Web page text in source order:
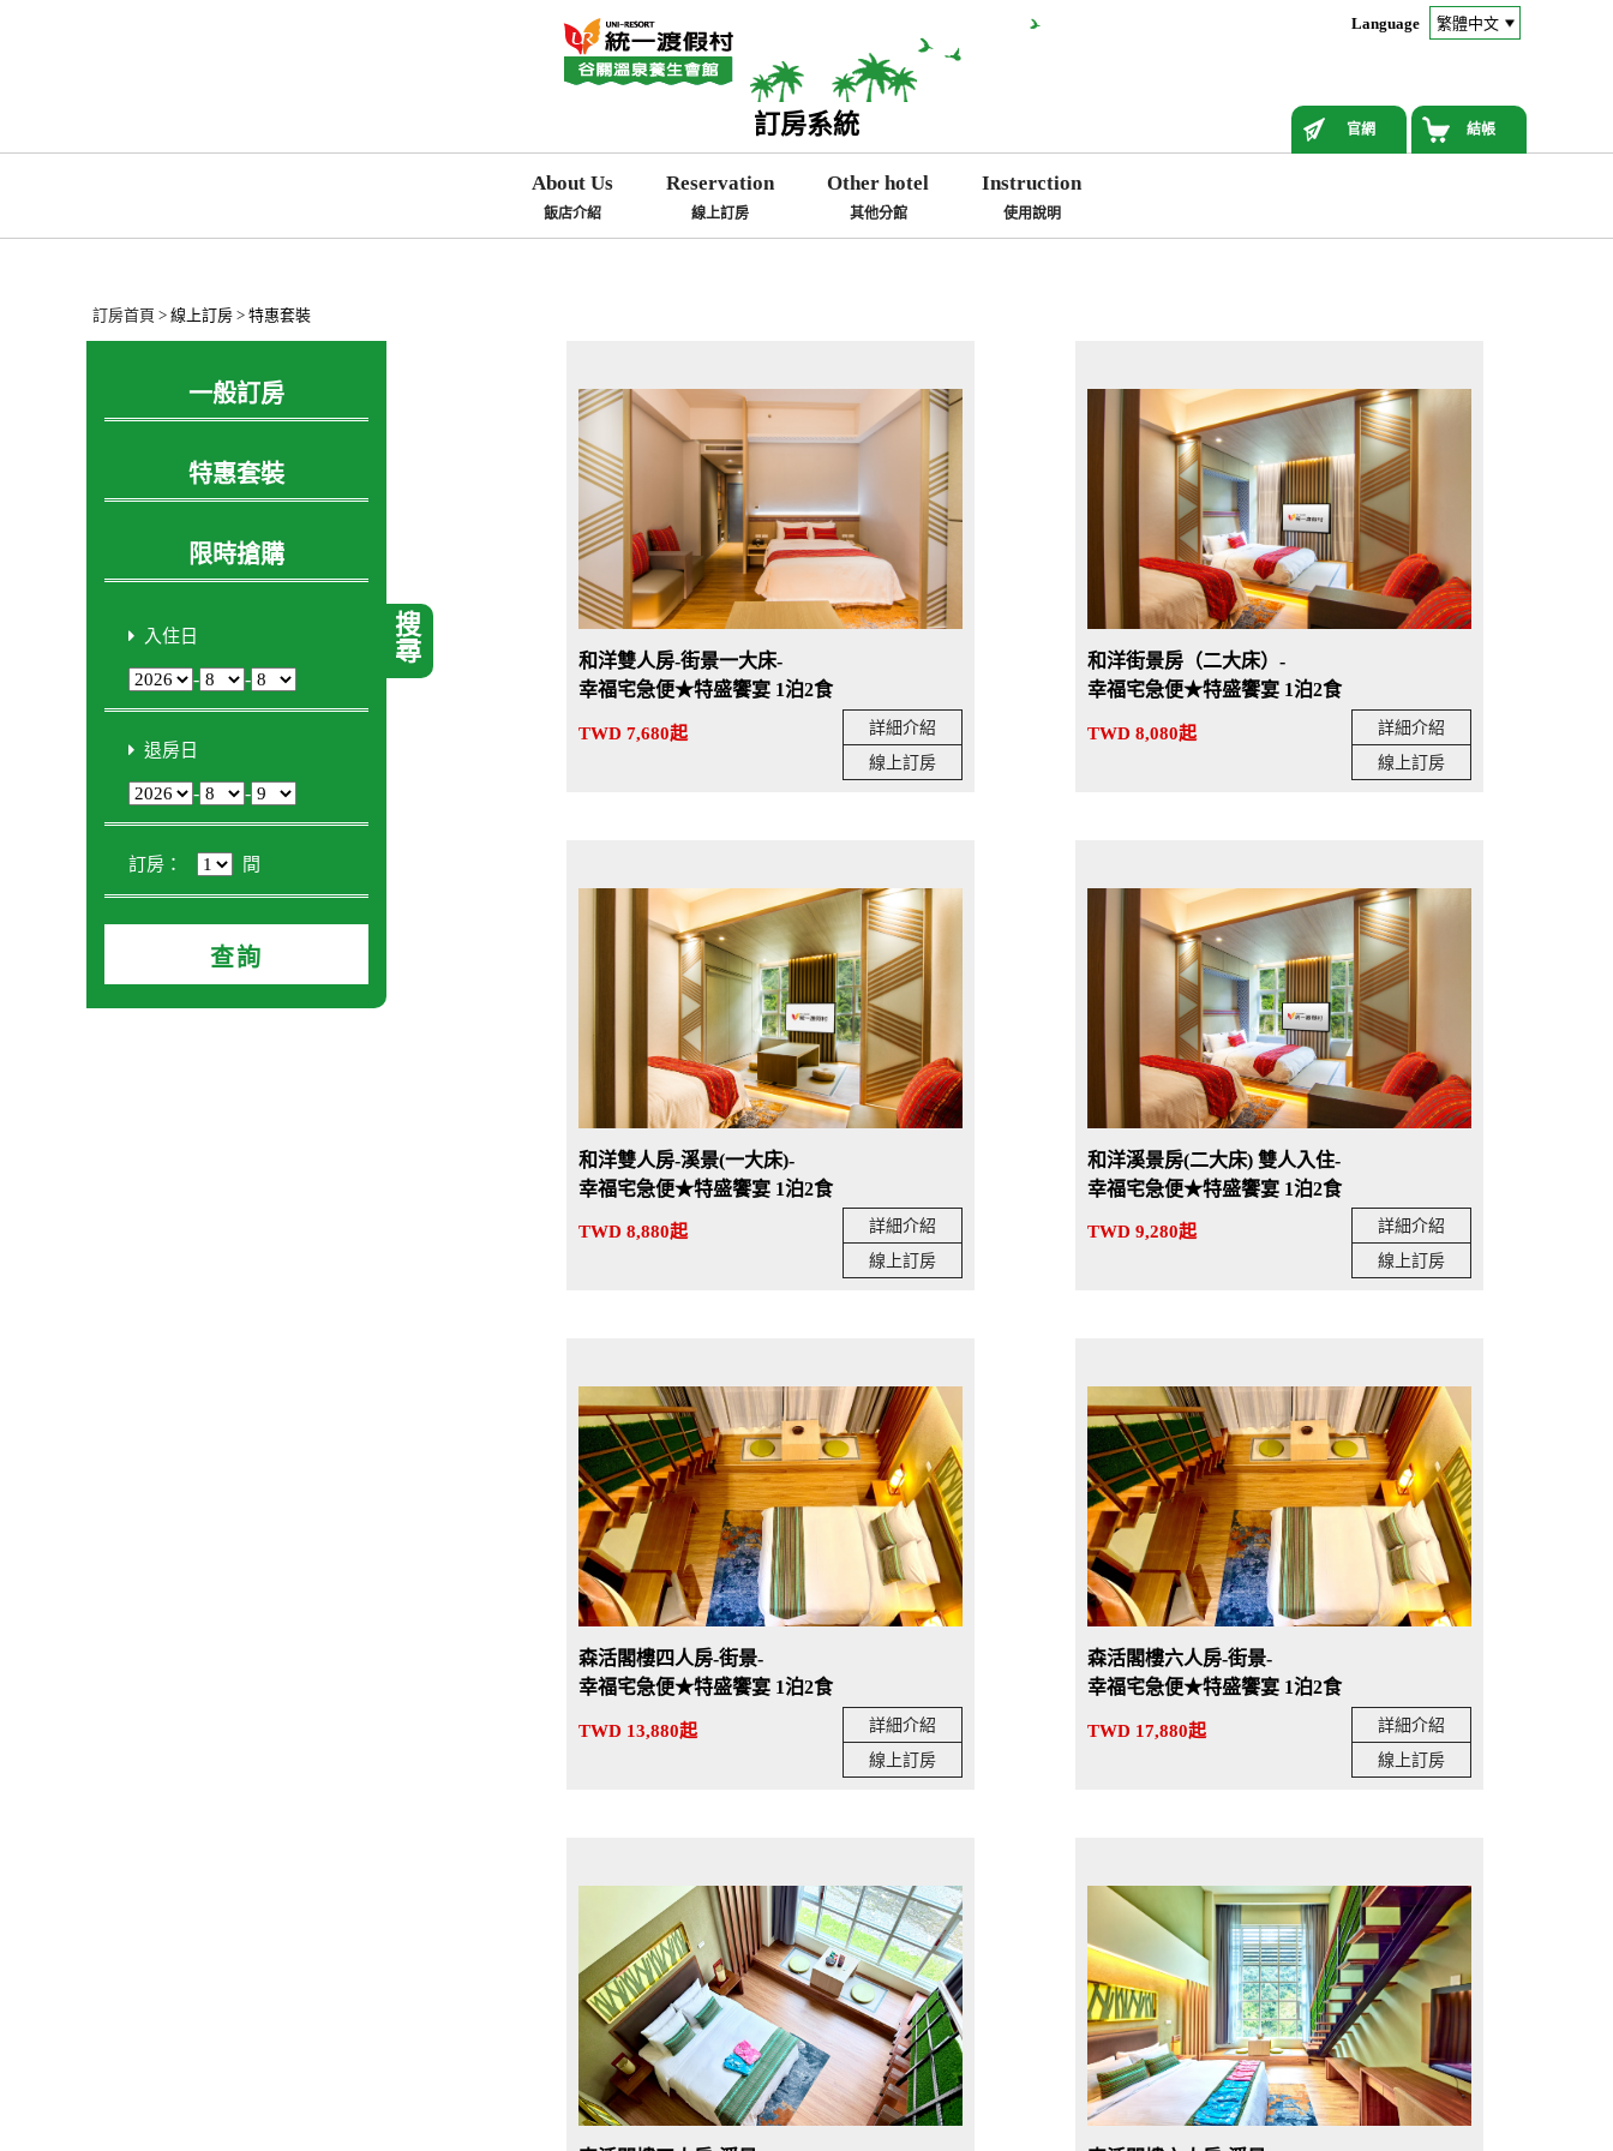
Language
訂房系統
About Us
飯店介紹
Reservation
線上訂房
Other hotel
其他分館
Instruction
使用說明
官網 結帳
訂房首頁 > 線上訂房 > 特惠套裝
一般訂房
特惠套裝
限時搶購
搜尋
入住日
- -
退房日
- -
訂房： 間
和洋雙人房-街景一大床-
幸福宅急便★特盛饗宴 1泊2食
TWD 7,680起
詳細介紹
線上訂房
和洋街景房（二大床）-
幸福宅急便★特盛饗宴 1泊2食
TWD 8,080起
詳細介紹
線上訂房
和洋雙人房-溪景(一大床)-
幸福宅急便★特盛饗宴 1泊2食
TWD 8,880起
詳細介紹
線上訂房
和洋溪景房(二大床) 雙人入住-
幸福宅急便★特盛饗宴 1泊2食
TWD 9,280起
詳細介紹
線上訂房
森活閣樓四人房-街景-
幸福宅急便★特盛饗宴 1泊2食
TWD 13,880起
詳細介紹
線上訂房
森活閣樓六人房-街景-
幸福宅急便★特盛饗宴 1泊2食
TWD 17,880起
詳細介紹
線上訂房